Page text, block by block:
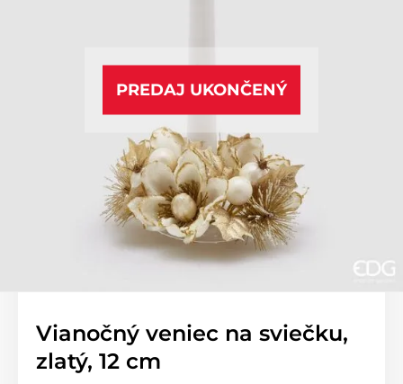
PREDAJ UKONČENÝ
Vianočný veniec na sviečku,
zlatý, 12 cm